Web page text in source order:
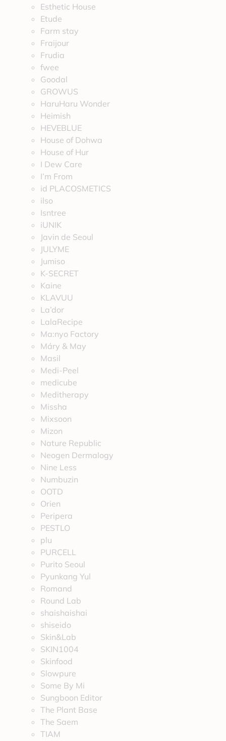
Esthetic House
Etude
Farm stay
Fraijour
Frudia
fwee
Goodal
GROWUS
HaruHaru Wonder
Heimish
HEVEBLUE
House of Dohwa
House of Hur
I Dew Care
I’m From
id PLACOSMETICS
ilso
Isntree
iUNIK
Javin de Seoul
JULYME
Jumiso
K-SECRET
Kaine
KLAVUU
La’dor
LalaRecipe
Ma:nyo Factory
Máry & May
Masil
Medi-Peel
medicube
Meditherapy
Missha
Mixsoon
Mizon
Nature Republic
Neogen Dermalogy
Nine Less
Numbuzin
OOTD
Orien
Peripera
PESTLO
plu
PURCELL
Purito Seoul
Pyunkang Yul
Romand
Round Lab
shaishaishai
shiseido
Skin&Lab
SKIN1004
Skinfood
Slowpure
Some By Mi
Sungboon Editor
The Plant Base
The Saem
TIAM